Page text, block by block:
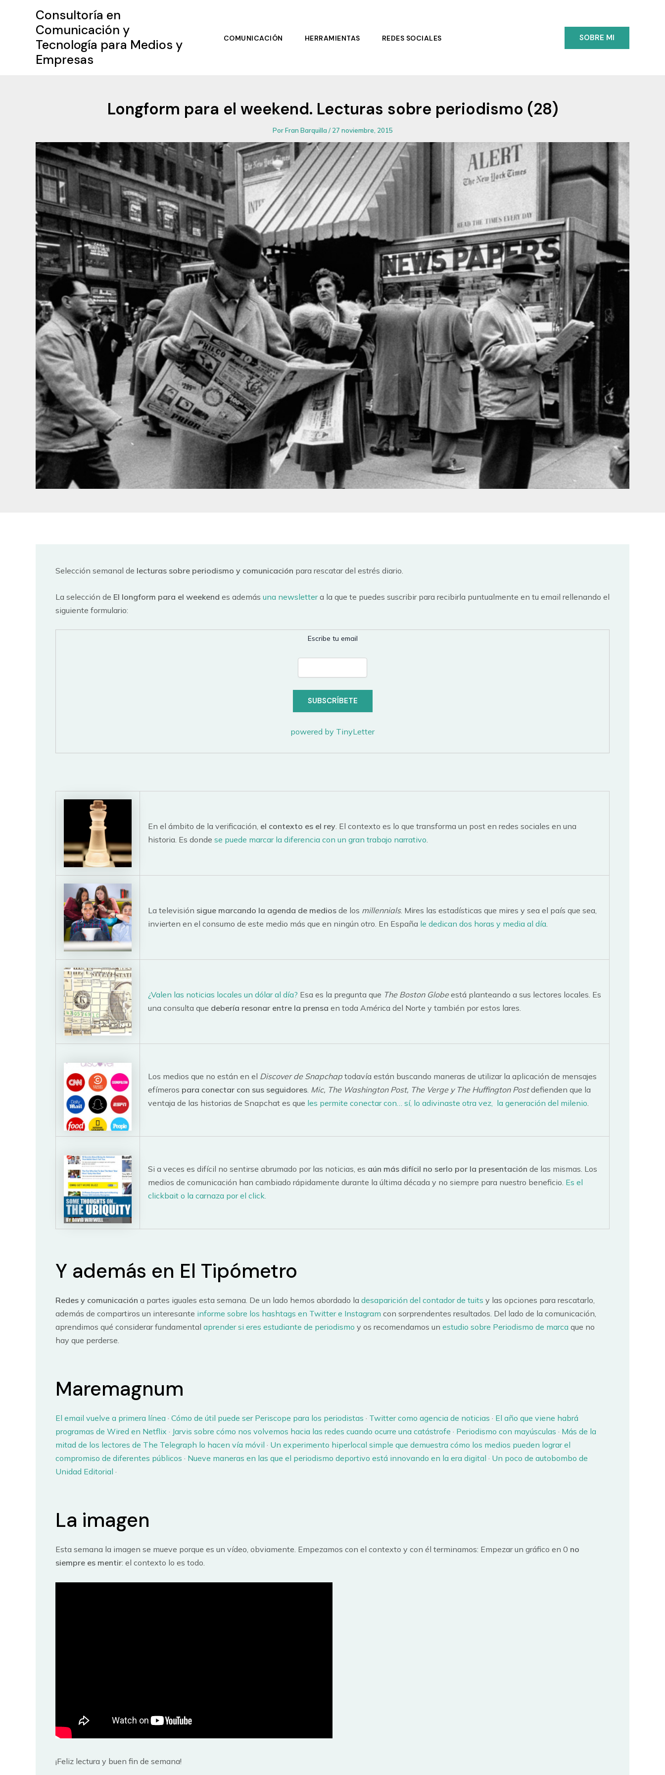
Consultoría en
Comunicación y
Tecnología para Medios y
Empresas
COMUNICACIÓN HERRAMIENTAS REDES SOCIALES SOBRE MI
Longform para el weekend. Lecturas sobre periodismo (28)
PorFran Barquilla/ 27 noviembre, 2015
Selección semanal de lecturas sobre periodismo y comunicación para rescatar del estrés diario.
La selección de El longform para el weekend es además una newslettera la que te puedes suscribir para recibirla puntualmente en tu email rellenando el
siguiente formulario:
Escribe tu email
powered by TinyLetter
En el ámbito de la verificación, el contexto es el rey. El contexto es lo que transforma un post en redes sociales en una
historia. Es donde se puede marcar la diferencia con un gran trabajo narrativo.
La televisión sigue marcando la agenda de medios de los millennials. Mires las estadísticas que mires y sea el país que sea,
invierten en el consumo de este medio más que en ningún otro. En España le dedican dos horas y media al día.
¿Valen las noticias locales un dólar al día? Esa es la pregunta que The Boston Globeestá planteando a sus lectores locales. Es
una consulta que debería resonar entre la prensa en toda América del Norte y también por estos lares.
Los medios que no están en el Discover de Snapchap todavía están buscando maneras de utilizar la aplicación de mensajes
efímeros para conectar con sus seguidores. Mic, The Washington Post, The Verge y The Huffington Postdefienden que la
ventaja de las historias de Snapchat es que les permite conectar con… sí, lo adivinaste otra vez, la generación del milenio.
Si a veces es difícil no sentirse abrumado por las noticias, es aún más difícil no serlo por la presentación de las mismas. Los
medios de comunicación han cambiado rápidamente durante la última década y no siempre para nuestro beneficio. Es el
clickbait o la carnaza por el click.
Y además en El Tipómetro
Redes y comunicación a partes iguales esta semana. De un lado hemos abordado la desaparición del contador de tuits y las opciones para rescatarlo,
además de compartiros un interesante informe sobre los hashtags en Twitter e Instagram con sorprendentes resultados. Del lado de la comunicación,
aprendimos qué considerar fundamental aprender si eres estudiante de periodismo y os recomendamos un estudio sobre Periodismo de marca que no
hay que perderse.
Maremagnum
El email vuelve a primera línea · Cómo de útil puede ser Periscope para los periodistas · Twitter como agencia de noticias · El año que viene habrá
programas de Wired en Netflix · Jarvis sobre cómo nos volvemos hacia las redes cuando ocurre una catástrofe · Periodismo con mayúsculas · Más de la
mitad de los lectores de The Telegraph lo hacen vía móvil · Un experimento hiperlocal simple que demuestra cómo los medios pueden lograr el
compromiso de diferentes públicos · Nueve maneras en las que el periodismo deportivo está innovando en la era digital · Un poco de autobombo de
Unidad Editorial ·
La imagen
Esta semana la imagen se mueve porque es un vídeo, obviamente. Empezamos con el contexto y con él terminamos: Empezar un gráfico en 0 no
siempre es mentir: el contexto lo es todo.
¡Feliz lectura y buen fin de semana!